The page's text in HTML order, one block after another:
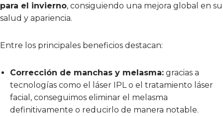
para el invierno, consiguiendo una mejora global en su
salud y apariencia.
Entre los principales beneficios destacan:
Corrección de manchas y melasma: gracias a
tecnologías como el láser IPL o el tratamiento láser
facial, conseguimos eliminar el melasma
definitivamente o reducirlo de manera notable.